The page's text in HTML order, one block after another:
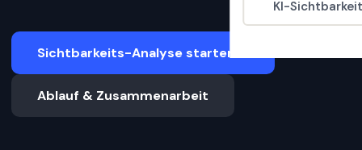
KI-
Sichtbarkeits-Analyse starten
Ablauf & Zusammenarbeit